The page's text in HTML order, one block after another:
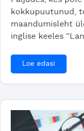
kokkupuutunud,
maandumisleht
inglise keeles
Loe edasi